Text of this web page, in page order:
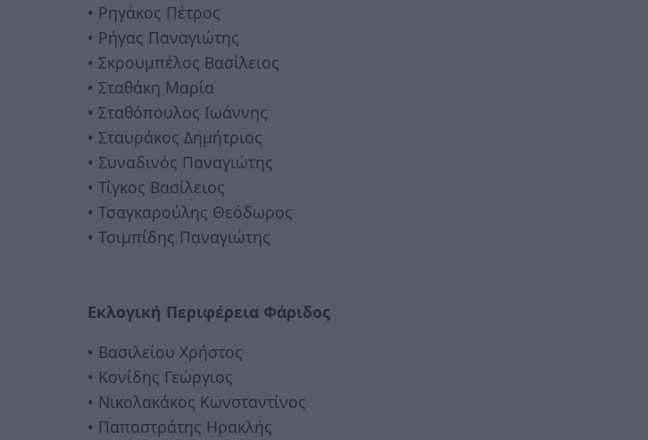
• Ρηγάκος Πέτρος
• Ρήγας Παναγιώτης
• Σκρουμπέλος Βασίλειος
• Σταθάκη Μαρία
• Σταθόπουλος Ιωάννης
• Σταυράκος Δημήτριος
• Συναδινός Παναγιώτης
• Τίγκος Βασίλειος
• Τσαγκαρούλης Θεόδωρος
• Τσιμπίδης Παναγιώτης
Εκλογική Περιφέρεια Φάριδος
• Βασιλείου Χρήστος
• Κονίδης Γεώργιος
• Νικολακάκος Κωνσταντίνος
• Παπαστράτης Ηρακλής